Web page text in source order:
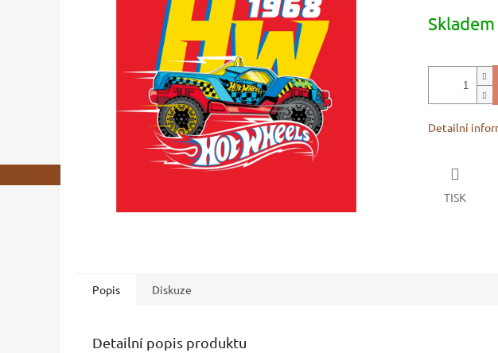
cena:
Skladem
Detailní
TISK
Popis Diskuze
Detailní popis produktu